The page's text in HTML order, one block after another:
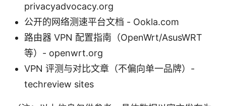
privacyadvocacy.org
公开的网络测速平台文档 - Ookla.com
路由器 VPN 配置指南（OpenWrt/AsusWRT
等）- openwrt.org
VPN 评测与对比文章（不偏向单一品牌）-
techreview sites